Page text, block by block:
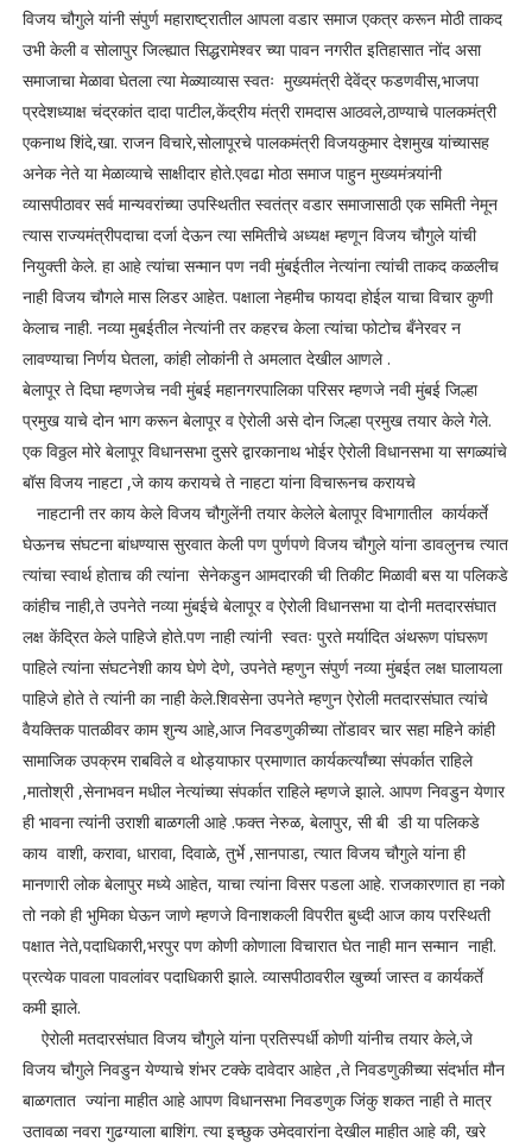
विजय चौगुले यांनी संपुर्ण महाराष्ट्रातील आपला वडार समाज एकत्र करून मोठी ताकद
उभी केली व सोलापुर जिल्ह्यात सिद्धरामेश्वर च्या पावन नगरीत इतिहासात नोंद असा
समाजाचा मेळावा घेतला त्या मेळ्याव्यास स्वतः मुख्यमंत्री देवेंद्र फडणवीस,भाजपा
प्रदेशध्याक्ष चंद्रकांत दादा पाटील,केंद्रीय मंत्री रामदास आठवले,ठाण्याचे पालकमंत्री
एकनाथ शिंदे,खा. राजन विचारे,सोलापूरचे पालकमंत्री विजयकुमार देशमुख यांच्यासह
अनेक नेते या मेळाव्याचे साक्षीदार होते.एवढा मोठा समाज पाहुन मुख्यमंत्र्यांनी
व्यासपीठावर सर्व मान्यवरांच्या उपस्थितीत स्वतंत्र वडार समाजासाठी एक समिती नेमून
त्यास राज्यमंत्रीपदाचा दर्जा देऊन त्या समितीचे अध्यक्ष म्हणून विजय चौगुले यांची
नियुक्ती केले. हा आहे त्यांचा सन्मान पण नवी मुंबईतील नेत्यांना त्यांची ताकद कळलीच
नाही विजय चौगले मास लिडर आहेत. पक्षाला नेहमीच फायदा होईल याचा विचार कुणी
केलाच नाही. नव्या मुबईतील नेत्यांनी तर कहरच केला त्यांचा फोटोच बँनेरवर न
लावण्याचा निर्णय घेतला, कांही लोकांनी ते अमलात देखील आणले .
बेलापूर ते दिघा म्हणजेच नवी मुंबई महानगरपालिका परिसर म्हणजे नवी मुंबई जिल्हा
प्रमुख याचे दोन भाग करून बेलापूर व ऐरोली असे दोन जिल्हा प्रमुख तयार केले गेले.
एक विठ्ठल मोरे बेलापूर विधानसभा दुसरे द्वारकानाथ भोईर ऐरोली विधानसभा या सगळ्यांचे
बॉस विजय नाहटा ,जे काय करायचे ते नाहटा यांना विचारूनच करायचे
नाहटानी तर काय केले विजय चौगुलेंनी तयार केलेले बेलापूर विभागातील कार्यकर्ते
घेऊनच संघटना बांधण्यास सुरवात केली पण पुर्णपणे विजय चौगुले यांना डावलुनच त्यात
त्यांचा स्वार्थ होताच की त्यांना सेनेकडुन आमदारकी ची तिकीट मिळावी बस या पलिकडे
कांहीच नाही,ते उपनेते नव्या मुंबईचे बेलापूर व ऐरोली विधानसभा या दोनी मतदारसंघात
लक्ष केंद्रित केले पाहिजे होते.पण नाही त्यांनी स्वतः पुरते मर्यादित अंथरूण पांघरूण
पाहिले त्यांना संघटनेशी काय घेणे देणे, उपनेते म्हणुन संपुर्ण नव्या मुंबईत लक्ष घालायला
पाहिजे होते ते त्यांनी का नाही केले.शिवसेना उपनेते म्हणुन ऐरोली मतदारसंघात त्यांचे
वैयक्तिक पातळीवर काम शुन्य आहे,आज निवडणुकीच्या तोंडावर चार सहा महिने कांही
सामाजिक उपक्रम राबविले व थोड्याफार प्रमाणात कार्यकर्त्यांच्या संपर्कात राहिले
,मातोश्री ,सेनाभवन मधील नेत्यांच्या संपर्कात राहिले म्हणजे झाले. आपण निवडुन येणार
ही भावना त्यांनी उराशी बाळगली आहे .फक्त नेरुळ, बेलापुर, सी बी डी या पलिकडे
काय वाशी, करावा, धारावा, दिवाळे, तुर्भे ,सानपाडा, त्यात विजय चौगुले यांना ही
मानणारी लोक बेलापुर मध्ये आहेत, याचा त्यांना विसर पडला आहे. राजकारणात हा नको
तो नको ही भुमिका घेऊन जाणे म्हणजे विनाशकली विपरीत बुध्दी आज काय परस्थिती
पक्षात नेते,पदाधिकारी,भरपुर पण कोणी कोणाला विचारात घेत नाही मान सन्मान नाही.
प्रत्येक पावला पावलांवर पदाधिकारी झाले. व्यासपीठावरील खुर्च्या जास्त व कार्यकर्ते
कमी झाले.
ऐरोली मतदारसंघात विजय चौगुले यांना प्रतिस्पर्धी कोणी यांनीच तयार केले,जे
विजय चौगुले निवडुन येण्याचे शंभर टक्के दावेदार आहेत ,ते निवडणुकीच्या संदर्भात मौन
बाळगतात ज्यांना माहीत आहे आपण विधानसभा निवडणुक जिंकु शकत नाही ते मात्र
उतावळा नवरा गुढग्याला बाशिंग. त्या इच्छुक उमेदवारांना देखील माहीत आहे की, खरे